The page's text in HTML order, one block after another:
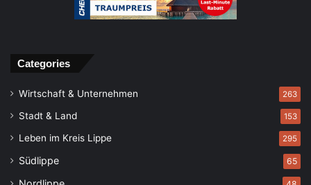
Categories
Wirtschaft & Unternehmen 263
Stadt & Land 153
Leben im Kreis Lippe 295
Südlippe 65